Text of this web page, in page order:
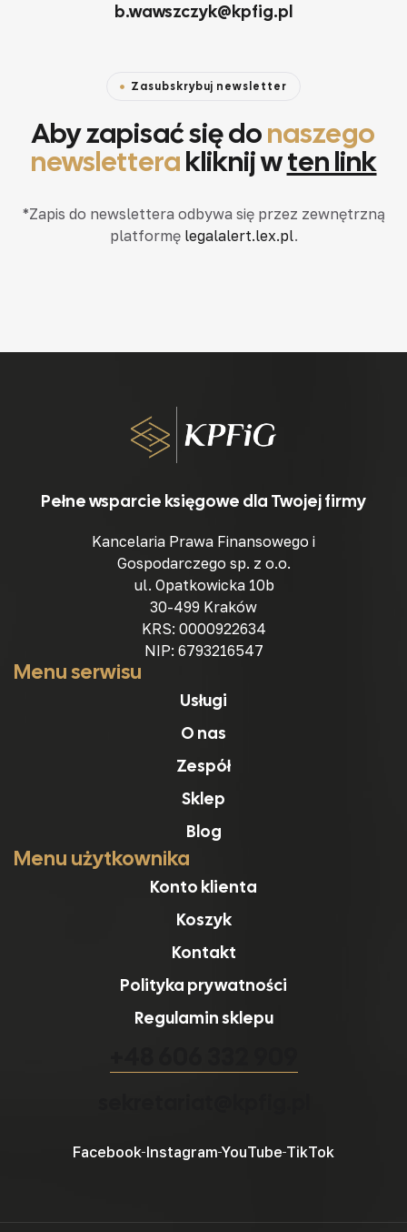
b.wawszczyk@kpfig.pl
Zasubskrybuj newsletter
Aby zapisać się donaszego
newsletterakliknij wten link
*Zapis do newslettera odbywa się przez zewnętrzną
platformę legalalert.lex.pl.
Pełne wsparcie księgowe dla Twojej firmy
Kancelaria Prawa Finansowego i
Gospodarczego sp. z o.o.
ul. Opatkowicka 10b
30-499 Kraków
KRS: 0000922634
NIP: 6793216547
Menu serwisu
Usługi
O nas
Zespół
Sklep
Blog
Menu użytkownika
Konto klienta
Koszyk
Kontakt
Polityka prywatności
Regulamin sklepu
Facebook Instagram YouTube TikTok